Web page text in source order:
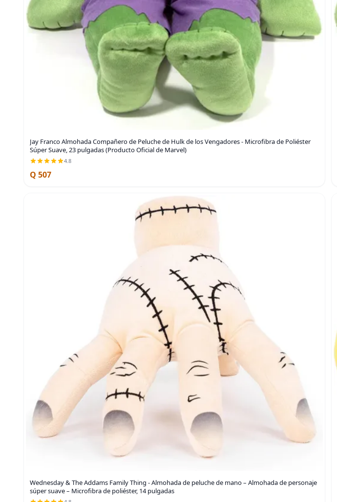
Jay Franco Almohada Compañero de Peluche de Hulk de los Vengadores - Microfibra de Poliéster
Súper Suave, 23 pulgadas (Producto Oficial de Marvel)
4.8
Q 507
Wednesday & The Addams Family Thing - Almohada de peluche de mano – Almohada de personaje
súper suave – Microfibra de poliéster, 14 pulgadas